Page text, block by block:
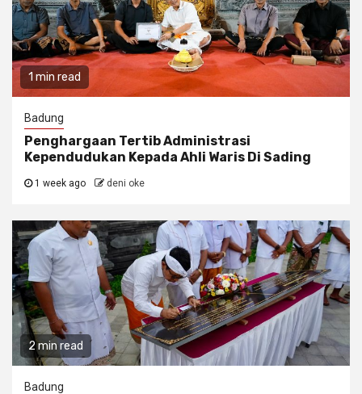
1 min read
Badung
Penghargaan Tertib Administrasi
Kependudukan Kepada Ahli Waris Di Sading
1 week ago deni oke
2 min read
Badung